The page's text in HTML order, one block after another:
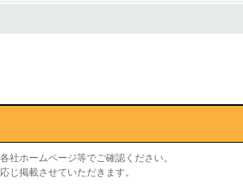
ホームページ等でご確認ください。
じ掲載させていただきます。